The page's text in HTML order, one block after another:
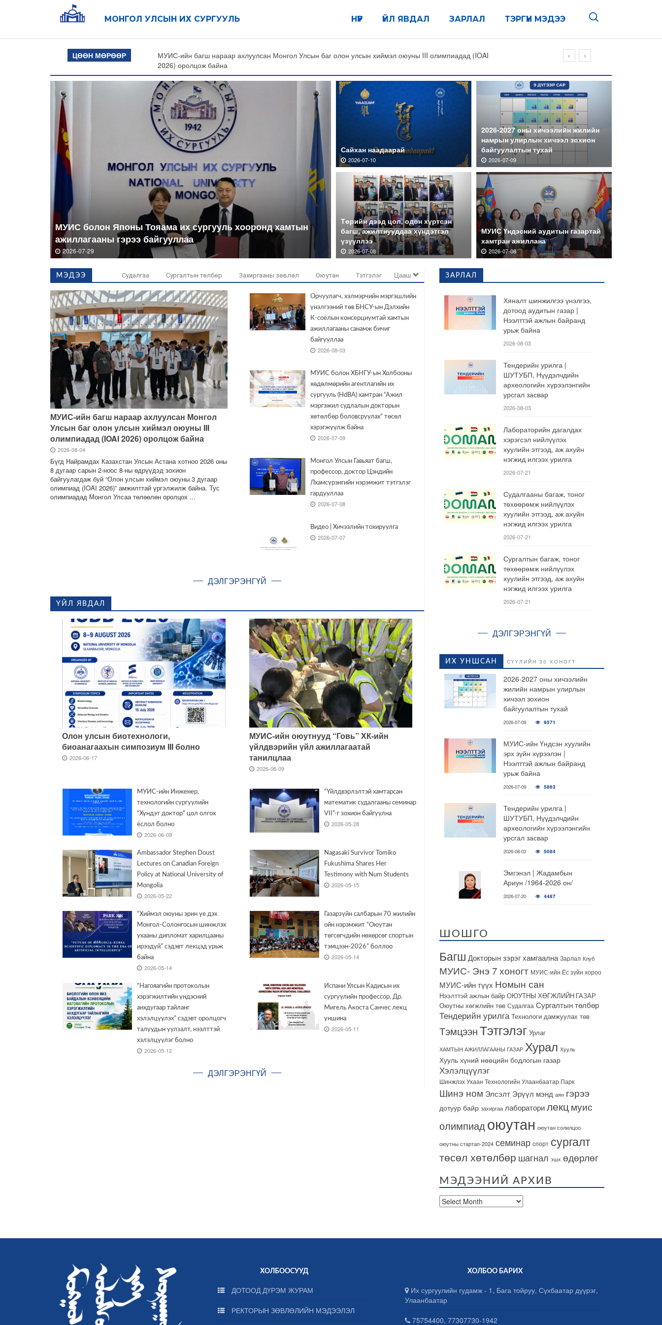
МОНГОЛ УЛСЫН ИХ СУРГУУЛЬ ТЭРГҮҮН МЭДЭЭ
ЗАРЛАЛ
ҮЙЛ ЯВДАЛ
НҮҮР
ЦӨӨН МӨРӨӨР
Монгол Улсын баг олон улсын хиймэл оюуны III олимпиадад (IOAI Хяналт шинжилгээ үнэлгээ, дотоод аудитын газар | Нээлттэй ажлын байранд урьж байна Next
Previous
МУИС болон Японы Тояама их сургууль хооронд хамтын
ажиллагааны гэрээ байгууллаа
2026-07-29
Сайхан наадаарай
2026-07-10
2026-2027 оны хичээлийн жилийн
намрын улирлын хичээл зохион
байгуулалтын тухай
2026-07-09
Төрийн дээд цол, одон хүртсэн
багш, ажилтнууддаа хүндэтгэл
үзүүллээ
2026-07-08
МУИС Үндэсний аудитын газартай
хамтран ажиллана
2026-07-08
МЭДЭЭ Судалгаа Сургалтын төлбөр Захиргааны зөвлөл Оюутан Тэтгэлэг Цааш
МУИС-ийн багш нараар ахлуулсан Монгол
Улсын баг олон улсын хиймэл оюуны III
олимпиадад (IOAI 2026) оролцож байна
2026-08-04
Бүгд Найрамдах Казахстан Улсын Астана хотноо 2026 оны
8 дугаар сарын 2-ноос 8-ны өдрүүдэд зохион
байгуулагдаж буй “Олон улсын хиймэл оюуны 3 дугаар
олимпиад (IOAI 2026)” амжилттай үргэлжилж байна. Тус
олимпиадад Монгол Улсаа төлөөлөн оролцох ...
Орчуулагч, хэлмэрчийн мэргэшлийн
үнэлгээний төв БНСУ-ын Дэлхийн
К-соёлын консерциумтай хамтын
ажиллагааны санамж бичиг
байгууллаа
2026-08-03
МУИС болон ХБНГУ-ын Холбооны
хөдөлмөрийн агентлагийн их
сургууль (HdBA) хамтран “Ажил
мэргэжил судлалын докторын
хөтөлбөр боловсруулах” төсөл
хэрэгжүүлж байна
2026-07-09
Монгол Улсын Гавьяат багш,
профессор, доктор Цэндийн
Лхамсүрэнгийн нэрэмжит тэтгэлэг
гардууллаа
2026-07-08
Видео | Хичээлийн тохируулга
2026-07-07
ДЭЛГЭРЭНГҮЙ
ҮЙЛ ЯВДАЛ
Олон улсын биотехнологи,
биоанагаахын симпозиум III болно
2026-06-17
МУИС-ийн оюутнууд “Говь” ХК-ийн
үйлдвэрийн үйл ажиллагаатай
танилцлаа
2026-06-09
МУИС-ийн Инженер,
технологийн сургуулийн
“Хүндэт доктор” цол олгох
ёслол болно
2026-06-09
“Үйлдвэрлэлтэй хамтарсан
математик судалгааны семинар
VII”-г зохион байгуулна
2026-05-28
Ambassador Stephen Doust
Lectures on Canadian Foreign
Policy at National University of
Mongolia
2026-05-22
Nagasaki Survivor Tomiko
Fukushima Shares Her
Testimony with Num Students
2026-05-15
“Хиймэл оюуны эрин үе дэх
Монгол-Солонгосын шинжлэх
ухааны дипломат харилцааны
ирээдүй” сэдэвт лекцэд урьж
байна
2026-05-14
Газарзүйн салбарын 70 жилийн
ойн нэрэмжит “Оюутан
төгсөгчдийн нөхөрсөг спортын
тэмцээн-2026” боллоо
2026-05-14
“Нагояагийн протоколын
хэрэгжилтийн үндэсний
анхдугаар тайланг
хэлэлцүүлэх” сэдэвт оролцогч
талуудын уулзалт, нээлттэй
хэлэлцүүлэг болно
2026-05-12
Испани Улсын Кадисын их
сургуулийн профессор, Др.
Мигель Акоста Санчес лекц
уншина
2026-05-11
ДЭЛГЭРЭНГҮЙ
ЗАРЛАЛ
Хяналт шинжилгээ үнэлгээ,
дотоод аудитын газар |
Нээлттэй ажлын байранд
урьж байна
2026-08-03
Тендерийн урилга |
ШУТУБП, Нүүдэлчдийн
археологийн хүрээлэнгийн
урсгал засвар
2026-08-03
Лабораторийн дагалдах
хэрэгсэл нийлүүлэх
хуулийн этгээд, аж ахуйн
нэгжид илгээх урилга
2026-07-21
Судалгааны багаж, тоног
төхөөрөмж нийлүүлэх
хуулийн этгээд, аж ахуйн
нэгжид илгээх урилга
2026-07-21
Сургалтын багаж, тоног
төхөөрөмж нийлүүлэх
хуулийн этгээд, аж ахуйн
нэгжид илгээх урилга
2026-07-21
ДЭЛГЭРЭНГҮЙ
ИХ УНШСАН СҮҮЛИЙН 30 ХОНОГТ
2026-2027 оны хичээлийн
жилийн намрын улирлын
хичээл зохион
байгуулалтын тухай
2026-07-09 9571
МУИС-ийн Үндсэн хуулийн
эрх зүйн хүрээлэн |
Нээлттэй ажлын байранд
урьж байна
2026-07-09 5863
Тендерийн урилга |
ШУТУБП, Нүүдэлчдийн
археологийн хүрээлэнгийн
урсгал засвар
2026-08-03 5084
Эмгэнэл | Жадамбын
Ариун /1964-2026 он/
2026-07-20 4487
ШОШГО
Багш Докторын зэрэг хамгаална Зарлал Клуб
МУИС- Энэ 7 хоногт МУИС-ийн Ёс зүйн хороо
МУИС-ийн түүх Номын сан
Нээлттэй ажлын байр ОЮУТНЫ ХӨГЖЛИЙН ГАЗАР
Оюутны хөгжлийн төв Судалгаа Сургалтын төлбөр
Тендерийн урилга Технологи дамжуулах төв
ТэмцээнТэтгэлэг Урлаг
ХАМТЫН АЖИЛЛАГААНЫ ГАЗАР Хурал Хууль
Хууль хүний нөөцийн бодлогын газар
Хэлэлцүүлэг
Шинжлэх Ухаан Технологийн Улаанбаатар Парк
Шинэ ном Элсэлт Эрүүл мэнд аян гэрээ
дотуур байр захиргаа лабораторилекцмуис
олимпиадоюутан оюутан солилцоо
оюутны стартап-2024 семинар спорт сургалт
төсөл хөтөлбөр шагнал эшх өдөрлөг
МЭДЭЭНИЙ АРХИВ
Мэдээний
архив
ХОЛБООСУУД
ДОТООД ДҮРЭМ ЖУРАМ
РЕКТОРЫН ЗӨВЛӨЛИЙН МЭДЭЭЛЭЛ
ХОЛБОО БАРИХ
Их сургуулийн гудамж - 1, Бага тойруу, Сүхбаатар дүүрэг,
Улаанбаатар
75754400, 77307730-1942